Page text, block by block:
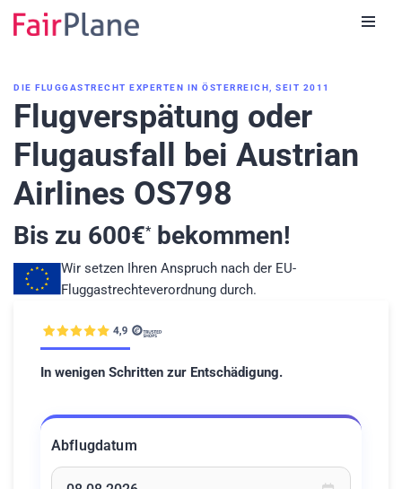
DIE FLUGGASTRECHT EXPERTEN IN ÖSTERREICH, SEIT 2011
Flugverspätung oder
Flugausfall bei Austrian
Airlines OS798
Bis zu 600€*bekommen!
Wir setzen Ihren Anspruch nach der EU-
Fluggastrechteverordnung durch.
In wenigen Schritten zur Entschädigung.
Abflugdatum